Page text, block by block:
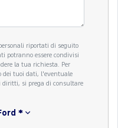
riportati di seguito
potranno essere condivisi
la tua richiesta. Per
tuoi dati, l'eventuale
si prega di consultare
*